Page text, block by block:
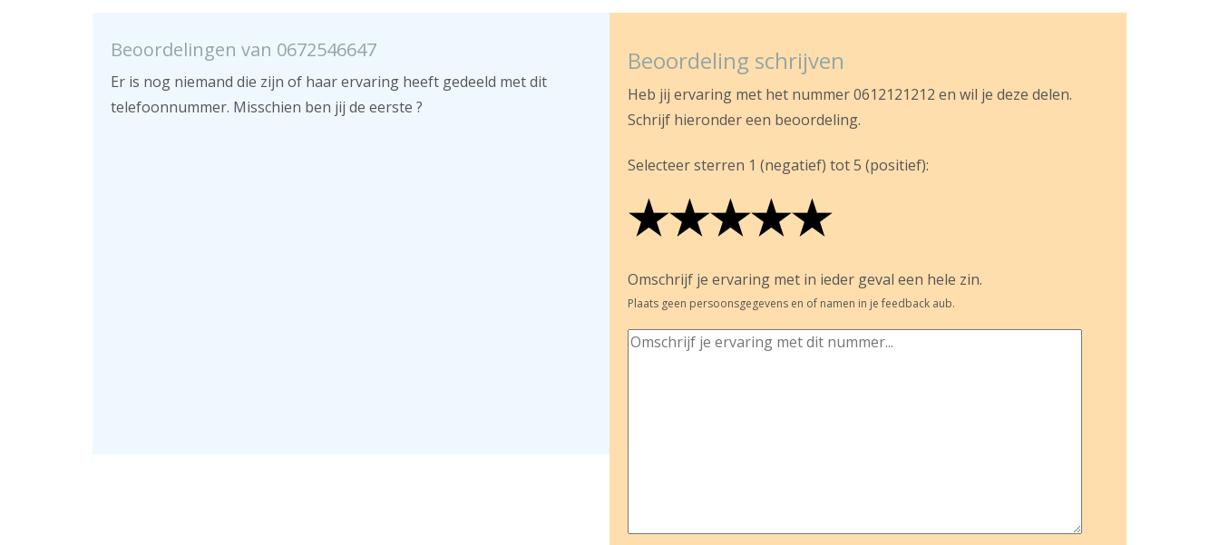
Beoordelingen van 0672546647
Er is nog niemand die zijn of haar ervaring heeft gedeeld met dit
telefoonnummer. Misschien ben jij de eerste ?
Beoordeling schrijven
Heb jij ervaring met het nummer 0612121212 en wil je deze delen.
Schrijf hieronder een beoordeling.
Selecteer sterren 1 (negatief) tot 5 (positief):
★
★★
★★★
★★★★
★★★★★
Omschrijf je ervaring met in ieder geval een hele zin.
Plaats geen persoonsgegevens en of namen in je feedback aub.